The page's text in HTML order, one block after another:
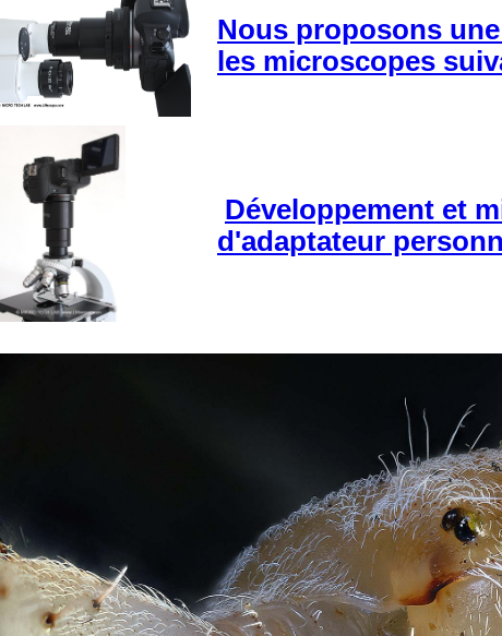
Nous proposons
les microscopes
Développement et
d'adaptateur